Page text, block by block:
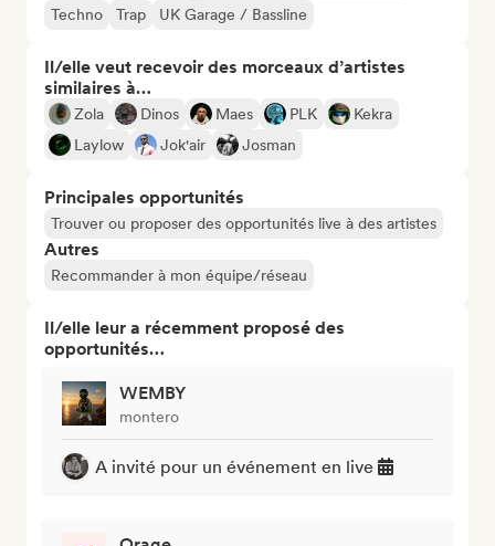
Techno
Trap UK Garage / Bassline
Il/elle veut recevoir des morceaux d’artistes
similaires à…
Zola Dinos Maes PLK
Kekra
Laylow
Jok'air Josman
Principales opportunités
Trouver ou proposer des opportunités live à des artistes
Autres
Recommander à mon équipe/réseau
Il/elle leur a récemment proposé des
opportunités…
WEMBY
montero
A invité pour un événement en live